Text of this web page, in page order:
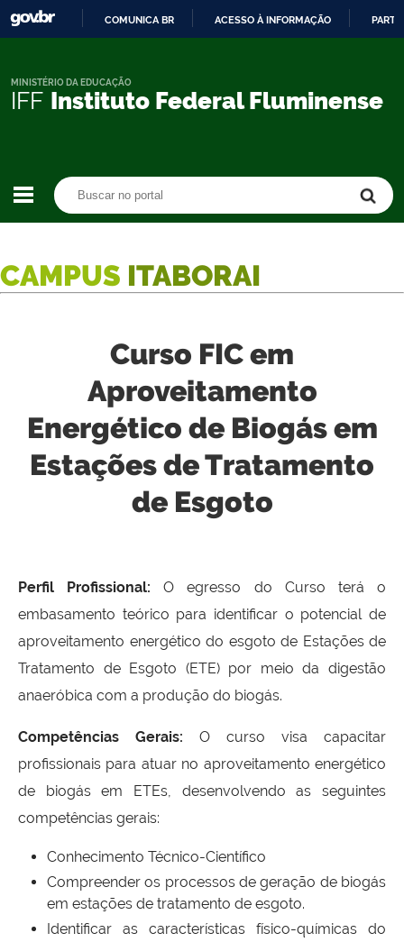
CONTEÚDO
COMUNICA BR ACESSO À INFORMAÇÃO
IFF Instituto Federal Fluminense
MINISTÉRIO DA EDUCAÇÃO
CAMPUS ITABORAI
Curso FIC em
Aproveitamento
Energético de Biogás em
Estações de Tratamento
de Esgoto
Perfil Profissional: O egresso do Curso terá o
embasamento teórico para identificar o potencial de
aproveitamento energético do esgoto de Estações de
Tratamento de Esgoto (ETE) por meio da digestão
anaeróbica com a produção do biogás.
Competências Gerais: O curso visa capacitar
profissionais para atuar no aproveitamento energético
de biogás em ETEs, desenvolvendo as seguintes
competências gerais:
Conhecimento Técnico-Científico
Compreender os processos de geração de biogás
em estações de tratamento de esgoto.
Identificar as características físico-químicas do